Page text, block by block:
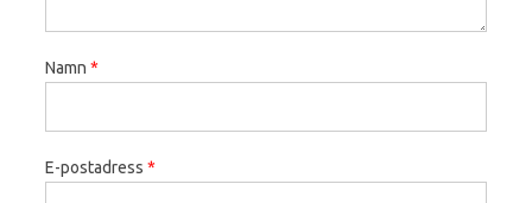
Namn *
E-postadress *